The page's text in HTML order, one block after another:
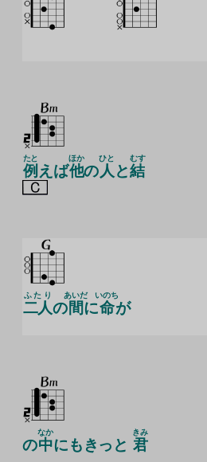
例
たと
えば他
ほか
の人
ひと
と結
むす
二人
ふたり
の間
あいだ
に命
いのち
が
の中
なか
にもきっと 君
きみ